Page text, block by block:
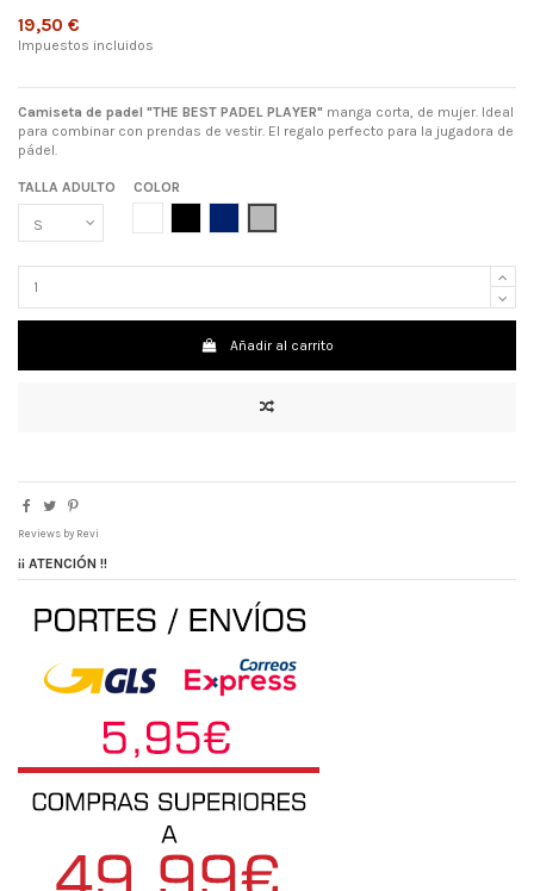
19,50 €
Impuestos incluidos
Camiseta de padel "THE BEST PADEL PLAYER" manga corta, de mujer. Ideal
para combinar con prendas de vestir. El regalo perfecto para la jugadora de
pádel.
TALLA ADULTO
COLOR
Añadir al carrito
Reviews by Revi
¡¡ ATENCIÓN !!